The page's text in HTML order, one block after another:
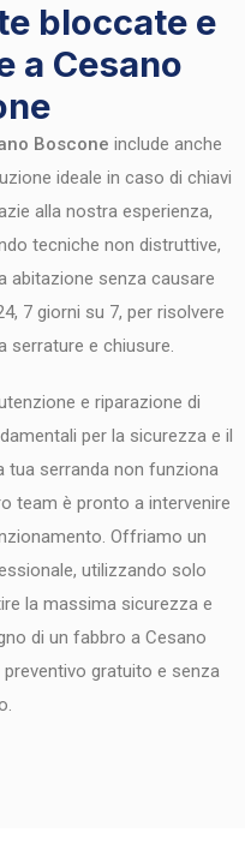
bloccate e
a Cesano
Boscone include anche
ideale in caso di chiavi
alla nostra esperienza,
tecniche non distruttive,
abitazione senza causare
7 giorni su 7, per risolvere
serrature e chiusure.
e riparazione di
per la sicurezza e il
tua serranda non funziona
team è pronto a intervenire
Offriamo un
utilizzando solo
la massima sicurezza e
di un fabbro a Cesano
gratuito e senza